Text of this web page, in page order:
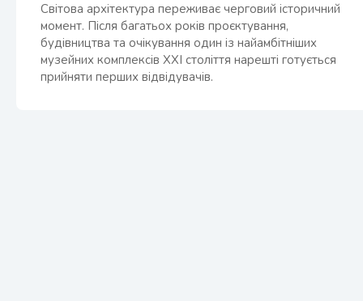
Світова архітектура переживає черговий історичний
момент. Після багатьох років проєктування,
будівництва та очікування один із найамбітніших
музейних комплексів XXI століття нарешті готується
прийняти перших відвідувачів.